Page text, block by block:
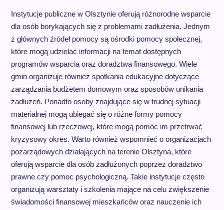
Instytucje publiczne w Olsztynie oferują różnorodne wsparcie
dla osób borykających się z problemami zadłużenia. Jednym
z głównych źródeł pomocy są ośrodki pomocy społecznej,
które mogą udzielać informacji na temat dostępnych
programów wsparcia oraz doradztwa finansowego. Wiele
gmin organizuje również spotkania edukacyjne dotyczące
zarządzania budżetem domowym oraz sposobów unikania
zadłużeń. Ponadto osoby znajdujące się w trudnej sytuacji
materialnej mogą ubiegać się o różne formy pomocy
finansowej lub rzeczowej, które mogą pomóc im przetrwać
kryzysowy okres. Warto również wspomnieć o organizacjach
pozarządowych działających na terenie Olsztyna, które
oferują wsparcie dla osób zadłużonych poprzez doradztwo
prawne czy pomoc psychologiczną. Takie instytucje często
organizują warsztaty i szkolenia mające na celu zwiększenie
świadomości finansowej mieszkańców oraz nauczenie ich